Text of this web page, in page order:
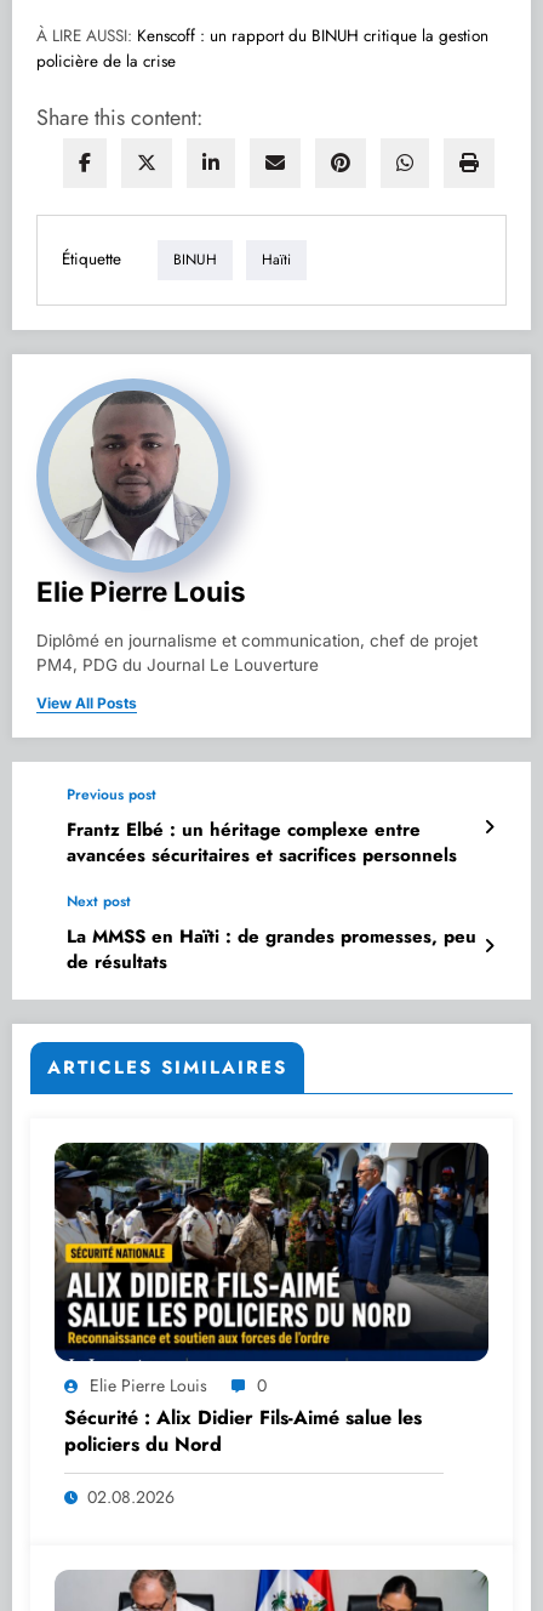
À LIRE AUSSI: Kenscoff : un rapport du BINUH critique la gestion
policière de la crise
Share this content:
Étiquette BINUH Haïti
Elie Pierre Louis
Diplômé en journalisme et communication, chef de projet
PM4, PDG du Journal Le Louverture
View All Posts
Previous post
Frantz Elbé : un héritage complexe entre
avancées sécuritaires et sacrifices personnels
Next post
La MMSS en Haïti : de grandes promesses, peu
de résultats
ARTICLES SIMILAIRES
Elie Pierre Louis 0
Sécurité : Alix Didier Fils-Aimé salue les
policiers du Nord
02.08.2026